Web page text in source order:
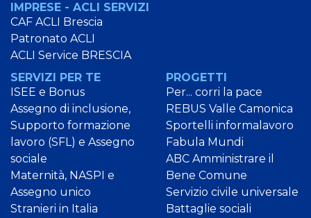
IMPRESE - ACLI SERVIZI
CAF ACLI Brescia
Patronato ACLI
ACLI Service BRESCIA
SERVIZI PER TE
ISEE e Bonus
Assegno di inclusione,
Supporto formazione
lavoro (SFL) e Assegno
sociale
Maternità, NASPI e
Assegno unico
Stranieri in Italia
PROGETTI
Per... corri la pace
REBUS Valle Camonica
Sportelli informalavoro
Fabula Mundi
ABC Amministrare il
Bene Comune
Servizio civile universale
Battaglie sociali